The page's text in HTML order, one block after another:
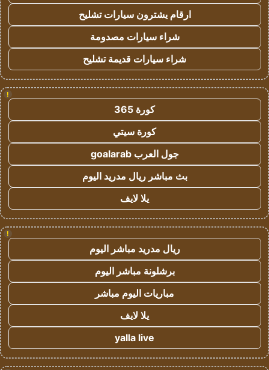
ارقام يشترون سيارات تشليح
شراء سيارات مصدومة
شراء سيارات قديمة تشليح
!
كورة 365
كورة سيتي
جول العرب goalarab
بث مباشر ريال مدريد اليوم
يلا لايف
!
ريال مدريد مباشر اليوم
برشلونة مباشر اليوم
مباريات اليوم مباشر
يلا لايف
yalla live